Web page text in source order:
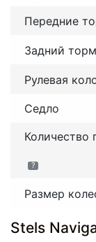
Передние
Задний
Рулевая
Седло
Количество
?
Размер
Stels